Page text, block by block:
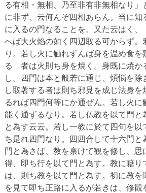
る有相・無相、乃至非有非無相なり」
に非ず、云何んぞ四相あらん。当に知
に入るの門なることを。又た云はく、
へば大火焰の如く四辺取る可からず。
り。若し火に触れずんば身を温め食を
るゝ者は火則ち身を焼く。身既に焼か
し。四門は本と般若に通じ、煩悩を
し取著する者は則ち邪見を成じ法身
るれば四門何等にか通ぜん。若し火に
能く通ずるなり。若し仏教を以て門と
と為す云云。若し一教に於て四句を以
ち是れ四門なり。四四合して十六門と
門と為さば、教を禀けて観を修し、思
得、即ち行を以て門と為す。教に藉り
は、則ち教を以て門と為す。初に教を
を見て即ち正路に入るが若きは、修観